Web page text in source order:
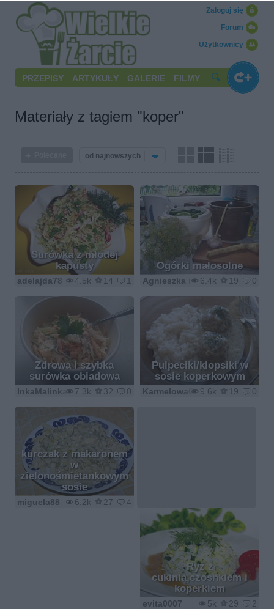
Użytkownicy
Forum
Zaloguj się
PRZEPISY ARTYKUŁY GALERIE FILMY
Materiały z tagiem "koper"
od najnowszych
Surówka z młodej
kapusty
4.5k 14 1
adelajda78
Ogórki małosolne
6.4k 19 0
Agnieszka i Slawek
Zdrowa i szybka
surówka obiadowa
7.3k 32 0
InkaMalinka
Pulpeciki/klopsiki w
sosie koperkowym
9.6k 19 0
KarmelowaOna
kurczak z makaronem
w
zielonośmietankowym
sosie
6.2k 27 4
miguela88
Ryż z
cukinią,czosnkiem i
koperkiem
5k 29 2
evita0007